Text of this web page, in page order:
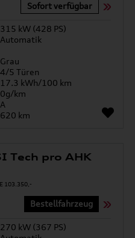
Sofort verfügbar
315 kW (428 PS)
Automatik
Grau
4/5 Türen
17.3 kWh/100 km
0g/km
A
620 km
Tech pro AHK
Bestellfahrzeug
270 kW (367 PS)